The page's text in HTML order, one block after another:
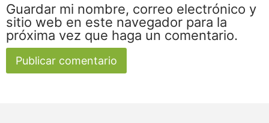
Guardar mi nombre, correo electrónico y
sitio web en este navegador para la
próxima vez que haga un comentario.